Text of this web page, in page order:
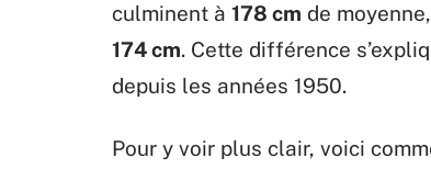
culminent à 178 cm de
174 cm. Cette différence
depuis les années 1950.
Pour y voir plus clair, voici